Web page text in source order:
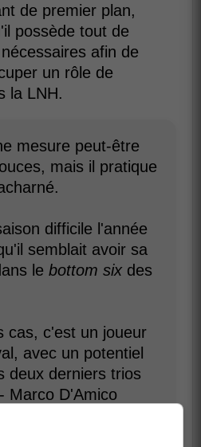
de premier plan,
possède tout de
afin de
un rôle de
la LNH.
mesure peut-être
mais il pratique
difficile l'année
semblait avoir sa
le bottom six des
cas, c'est un joueur
avec un potentiel
deux derniers trios
Marco D'Amico